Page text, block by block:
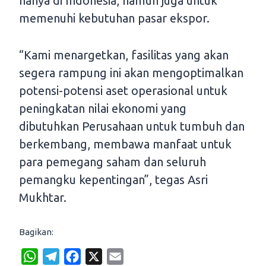
memenuhi kebutuhan pasar ekspor.
“Kami menargetkan, fasilitas yang akan
segera rampung ini akan mengoptimalkan
potensi-potensi aset operasional untuk
peningkatan nilai ekonomi yang
dibutuhkan Perusahaan untuk tumbuh dan
berkembang, membawa manfaat untuk
para pemegang saham dan seluruh
pemangku kepentingan”, tegas Asri
Mukhtar.
Bagikan:
W